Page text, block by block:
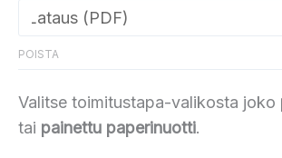
POISTA
Valitse toimitustapa-valikosta joko
tai painettu paperinuotti.